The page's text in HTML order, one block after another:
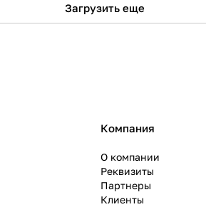
Загрузить еще
Компания
О компании
Реквизиты
Партнеры
Клиенты